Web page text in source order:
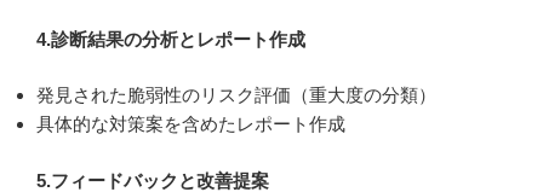
4.診断結果の分析とレポート作成
発見された脆弱性のリスク評価（重大度の分類）
具体的な対策案を含めたレポート作成
5.フィードバックと改善提案